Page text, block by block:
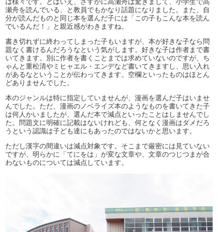
瀬舟を読んでいる、と教員でもかなり話題になりました。また、自
分が読んだものと同じ本を選んだ子には「この子もこんな本を読ん
でいるんだ！」と親近感がわきますね。
書き切れずに終わってしまった子もいますが、本が好きな子なら問
題なく書けるんだろうなという気がします。好きな子は作者まで書
いてきます。別に作者を書くことまでは求めていないのですが、ち
ゃんと重松清やミヒャエル・エンデなど書いてきますし、思い入れ
があるなということが伝わってきます。空欄といったものはほとん
どありませんでした。
本のジャンルは特に指定していませんが、漫画を選んだ子はいませ
んでした。ただ、漫画のノベライズ本のようなものを書いてきた子
は何人かいましたが、選んだ本で減点といったことはしませんでし
た。問題文に明確に記載はないけれども、何となく漫画はダメだろ
うという認識は子ども達にもあったのではないかと思います。
ただし漢字の間違いは減点対象です。そこまで厳密には見ていない
ですが、明らかに「てにをは」が変な文章や、文章のつじつまが合
わないものについては減点しています。